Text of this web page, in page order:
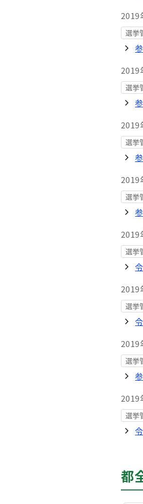
2019
選挙
2019
選挙
2019
選挙
2019
選挙
2019
選挙
2019
選挙
2019
選挙
2019
選挙
都